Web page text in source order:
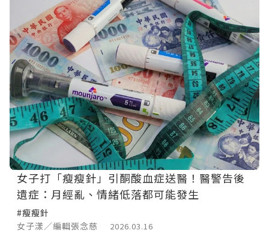
女子打「瘦瘦針」引酮酸血症送醫！醫警告後
遺症：月經亂、情緒低落都可能發生
#瘦瘦針
女子漾／編輯張念慈
2026.03.16